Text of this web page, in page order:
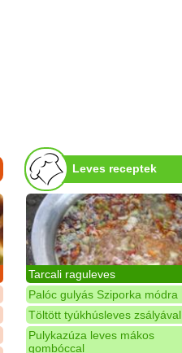
Leves receptek
Tarcali raguleves
Palóc gulyás Sziporka módra
Töltött tyúkhúsleves zsályával
Pulykazúza leves mákos
gombóccal